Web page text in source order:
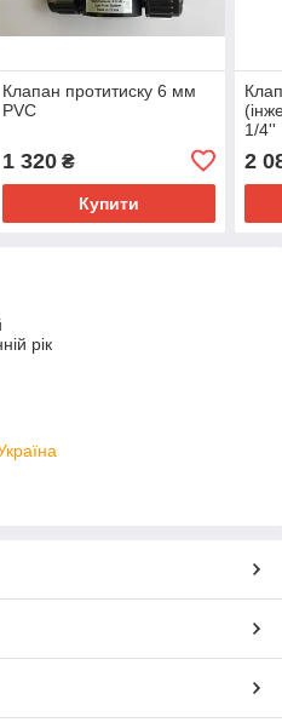
Клапан протитиску 6 мм
PVC
1 320₴
Купити
1/4''
2
рік